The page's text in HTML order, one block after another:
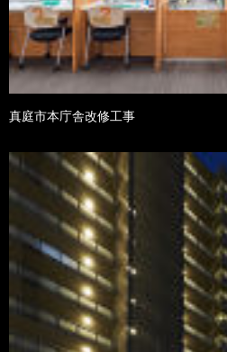
真庭市本庁舎改修工事